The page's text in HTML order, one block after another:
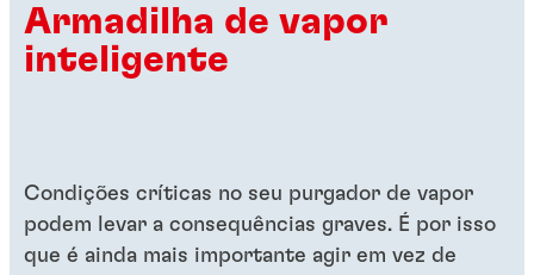
Armadilha de vapor
inteligente
Condições críticas no seu purgador de vapor
podem levar a consequências graves. É por isso
que é ainda mais importante agir em vez de